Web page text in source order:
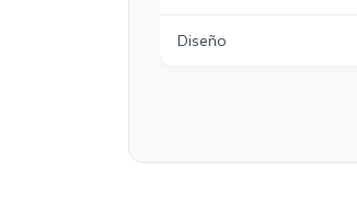
Diseño